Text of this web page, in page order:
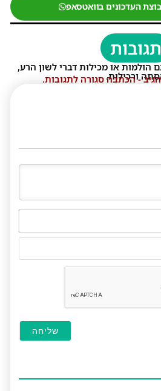
העדכונים בוואטסאפ
תגובות
הולמות או מכילות דברי לשון הרע,
ורכילות.
- הכתבה סגורה לתגובות.